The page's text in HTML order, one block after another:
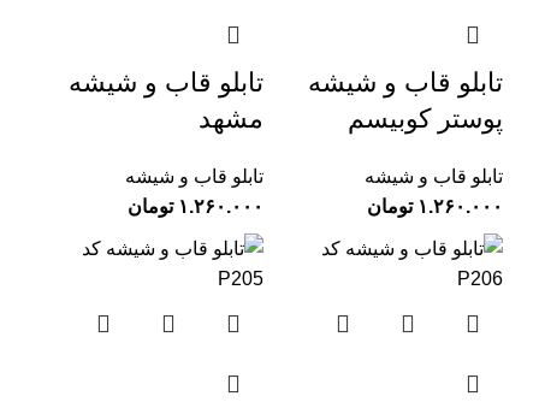
تابلو قاب و شیشه
پوستر کوبیسم
تابلو قاب و شیشه
تومان
تابلو قاب و شیشه
مشهد
تابلو قاب و شیشه
تومان